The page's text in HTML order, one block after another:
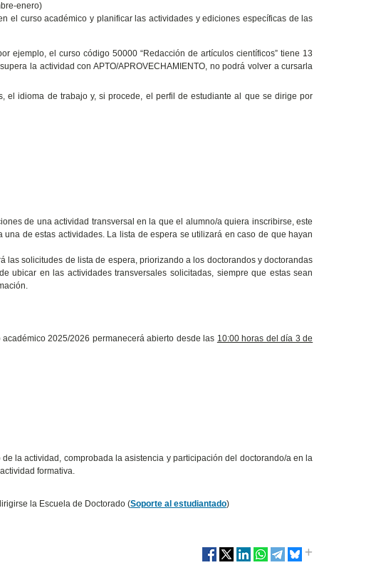
enero)
el curso académico y planificar las actividades y ediciones específicas de las
ejemplo, el curso código 50000 “Redacción de artículos científicos” tiene 13
la actividad con APTO/APROVECHAMIENTO, no podrá volver a cursarla
el idioma de trabajo y, si procede, el perfil de estudiante al que se dirige por
de una actividad transversal en la que el alumno/a quiera inscribirse, este
de estas actividades. La lista de espera se utilizará en caso de que hayan
solicitudes de lista de espera, priorizando a los doctorandos y doctorandas
ubicar en las actividades transversales solicitadas, siempre que estas sean
2025/2026 permanecerá abierto desde las 10:00 horas del día 3 de
la actividad, comprobada la asistencia y participación del doctorando/a en la
formativa.
la Escuela de Doctorado (Soporte al estudiantado)